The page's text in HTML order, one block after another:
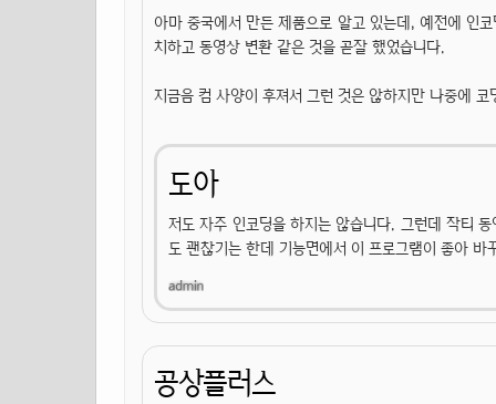
아마 중국에서 만든 제품으로 알고 있는데, 예전에 인
치하고 동영상 변환 같은 것을 곧잘 했었습니다.
지금음 컴 사양이 후져서 그런 것은 않하지만 나중에
도아
저도 자주 인코딩을 하지는 않습니다. 그런데 작티
도 괜찮기는 한데 기능면에서 이 프로그램이 좋아 바
공상플러스